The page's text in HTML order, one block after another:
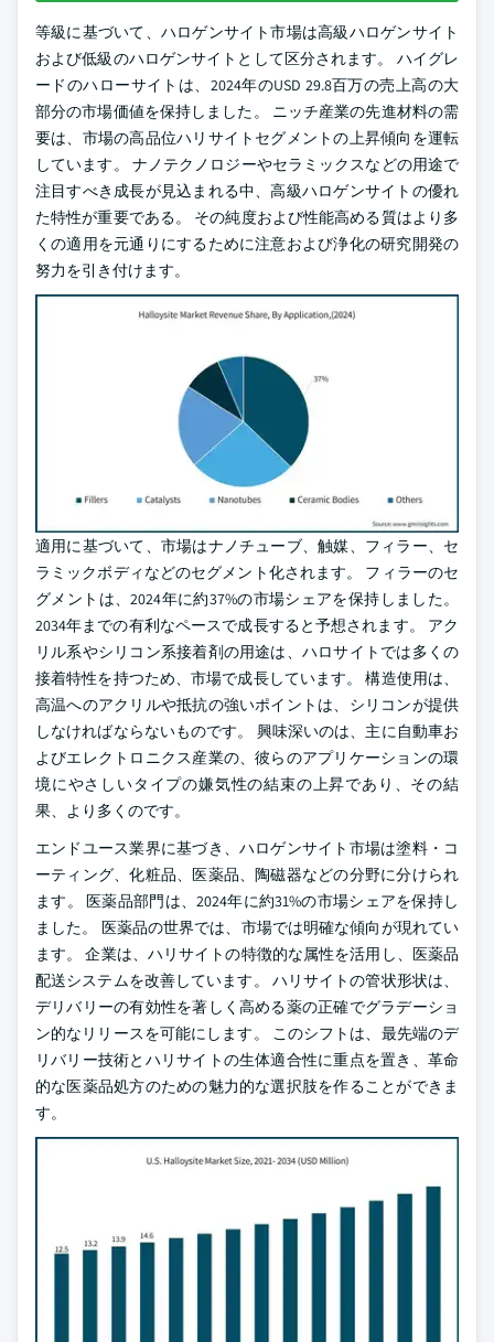
等級に基づいて、ハロゲンサイト市場は高級ハロゲンサイト
および低級のハロゲンサイトとして区分されます。 ハイグレ
ードのハローサイトは、2024年のUSD 29.8百万の売上高の大
部分の市場価値を保持しました。 ニッチ産業の先進材料の需
要は、市場の高品位ハリサイトセグメントの上昇傾向を運転
しています。 ナノテクノロジーやセラミックスなどの用途で
注目すべき成長が見込まれる中、高級ハロゲンサイトの優れ
た特性が重要である。 その純度および性能高める質はより多
くの適用を元通りにするために注意および浄化の研究開発の
努力を引き付けます。
適用に基づいて、市場はナノチューブ、触媒、フィラー、セ
ラミックボディなどのセグメント化されます。 フィラーのセ
グメントは、2024年に約37%の市場シェアを保持しました。
2034年までの有利なペースで成長すると予想されます。 アク
リル系やシリコン系接着剤の用途は、ハロサイトでは多くの
接着特性を持つため、市場で成長しています。 構造使用は、
高温へのアクリルや抵抗の強いポイントは、シリコンが提供
しなければならないものです。 興味深いのは、主に自動車お
よびエレクトロニクス産業の、彼らのアプリケーションの環
境にやさしいタイプの嫌気性の結束の上昇であり、その結
果、より多くのです。
エンドユース業界に基づき、ハロゲンサイト市場は塗料・コ
ーティング、化粧品、医薬品、陶磁器などの分野に分けられ
ます。 医薬品部門は、2024年に約31%の市場シェアを保持し
ました。 医薬品の世界では、市場では明確な傾向が現れてい
ます。 企業は、ハリサイトの特徴的な属性を活用し、医薬品
配送システムを改善しています。 ハリサイトの管状形状は、
デリバリーの有効性を著しく高める薬の正確でグラデーショ
ン的なリリースを可能にします。 このシフトは、最先端のデ
リバリー技術とハリサイトの生体適合性に重点を置き、革命
的な医薬品処方のための魅力的な選択肢を作ることができま
す。